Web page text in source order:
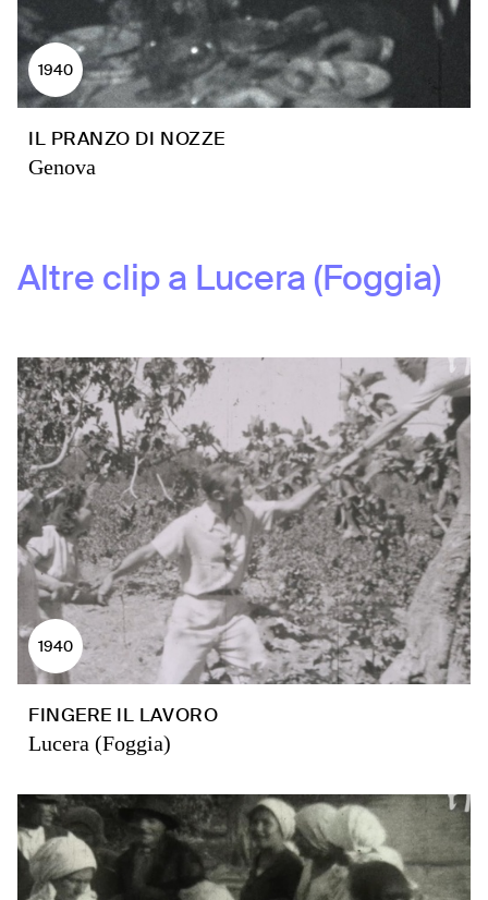
1940
IL PRANZO DI NOZZE
Genova
Altre clip a Lucera (Foggia)
1940
FINGERE IL LAVORO
Lucera (Foggia)